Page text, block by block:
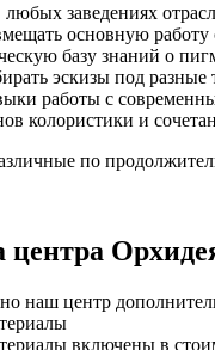
любых заведениях
основную
базу знаний о
эскизы под
работы с
колористики и
по
наш центр
включены в